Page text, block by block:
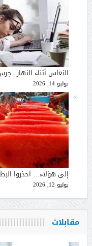
النعاس أثناء النهار..
يوليو 14, 2026
إلى هؤلاء… احذروا
يوليو 12, 2026
مقابلات